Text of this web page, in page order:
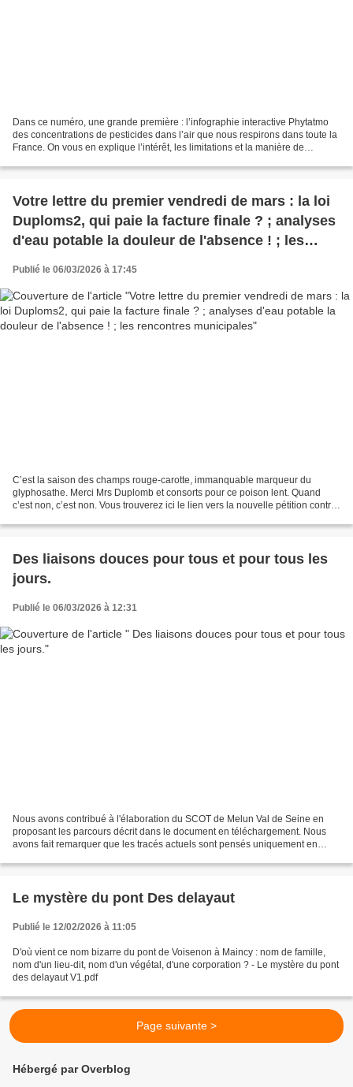
Dans ce numéro, une grande première : l’infographie interactive Phytatmo
des concentrations de pesticides dans l’air que nous respirons dans toute la
France. On vous en explique l’intérêt, les limitations et la manière de
Votre lettre du premier vendredi de mars : la loi
Duploms2, qui paie la facture finale ? ; analyses
d'eau potable la douleur de l'absence ! ; les
Publié le 06/03/2026 à 17:45
C’est la saison des champs rouge-carotte, immanquable marqueur du
glyphosathe. Merci Mrs Duplomb et consorts pour ce poison lent. Quand
c’est non, c’est non. Vous trouverez ici le lien vers la nouvelle pétition contre
Des liaisons douces pour tous et pour tous les
jours.
Publié le 06/03/2026 à 12:31
Nous avons contribué à l'élaboration du SCOT de Melun Val de Seine en
proposant les parcours décrit dans le document en téléchargement. Nous
avons fait remarquer que les tracés actuels sont pensés uniquement en
Le mystère du pont Des delayaut
Publié le 12/02/2026 à 11:05
D'où vient ce nom bizarre du pont de Voisenon à Maincy : nom de famille,
nom d'un lieu-dit, nom d'un végétal, d'une corporation ? - Le mystère du pont
des delayaut V1.pdf
Page suivante >
Hébergé par Overblog